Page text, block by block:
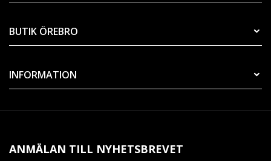
BUTIK ÖREBRO
INFORMATION
ANMÄLAN TILL NYHETSBREVET